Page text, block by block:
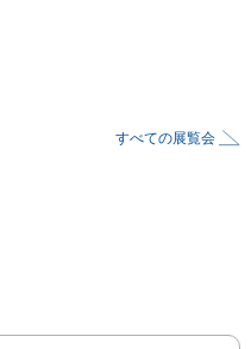
すべての展覧会